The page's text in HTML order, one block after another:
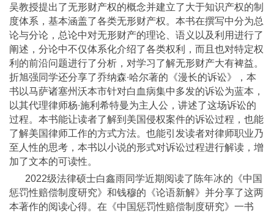
吴教授提出了无形财产权的概念并建立了大于知识产权的制
度体系，基本涵盖了各类无形财产权。本书在撰写中分为总
论与分论，总论中对无形财产的理论、语义以及利用进行了
阐述，分论中不仅体系化介绍了各类权利，而且也对特定权
利的前沿问题进行了分析，对学习了解无形财产大有裨益。
折旭强同学还分享了乔纳森∙哈尔著的《漫长的诉讼》，本
书以马萨诸塞州沃本市针对白血病集中多发的诉讼为蓝本，
以其代理律师杨∙施利希特曼为主人公，讲述了这场诉讼的
过程。本书能让读者了解到美国侵权案件的诉讼过程，也能
了解美国律师工作的方式方法。也能引发读者对律师职业乃
至人性的思考，本书以小说的形式对诉讼过程进行解读，增
加了文本的可读性。
2022级法律硕士白鑫雨同学近期阅读了陈年冰的《中国
惩罚性赔偿制度研究》和钱穆的《论语新解》并分享了这两
本著作的阅读心得。在《中国惩罚性赔偿制度研究》一书